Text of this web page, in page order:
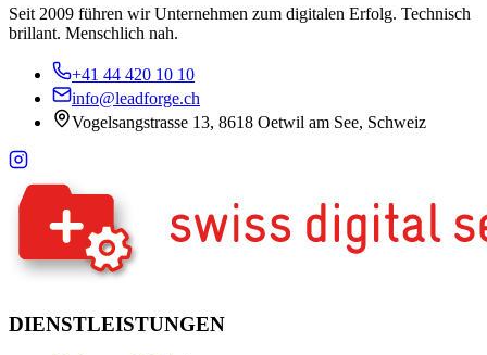
Seit 2009 führen wir Unternehmen zum digitalen Erfolg. Technisch
brillant. Menschlich nah.
+41 44 420 10 10
info@leadforge.ch
Vogelsangstrasse 13, 8618 Oetwil am See, Schweiz
DIENSTLEISTUNGEN